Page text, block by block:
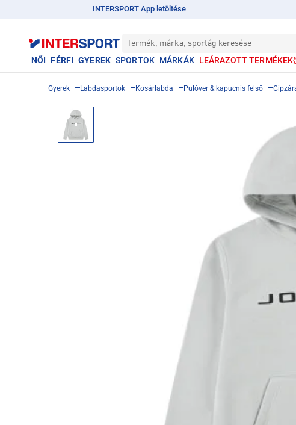
INTERSPORT App letöltése
Termék, márka, sportág keresése
NŐI FÉRFI GYEREK SPORTOK MÁRKÁK LEÁRAZOTT TERMÉKEK
Gyerek Labdasportok Kosárlabda Pulóver & kapucnis felső